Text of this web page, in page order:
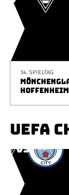
34. SPIELTAG
HOFFENHEIM
UEFA